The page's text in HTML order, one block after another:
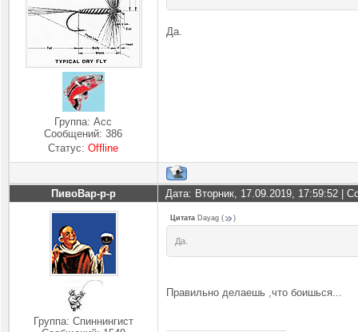
Группа: Асс
Сообщений:386
Статус:Offline
Да.
ПивоВар-р-р Дата: Вторник, 17.09.2019, 17:59:52 |
Группа: Спиннингист
Цитата Dayag ( )
Да.
Правильно делаешь ,что боишься...